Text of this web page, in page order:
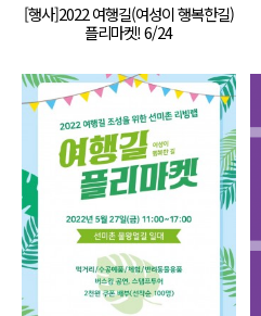
[행사]2022 여행길(여성이 행복한길)
플리마켓! 6/24